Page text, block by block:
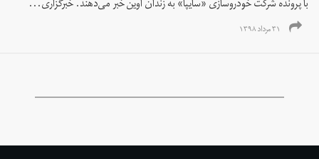
با پرونده شرکت خودروسازی «سایپا» به زندان اوین خبر می‌دهند. خبرگزاری...
۳۱ مرداد ۱۳۹۸